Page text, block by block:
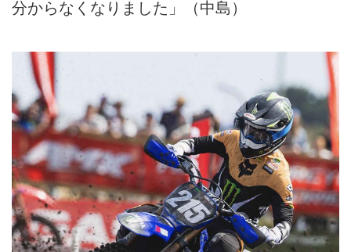
分からなくなりました」（中島）